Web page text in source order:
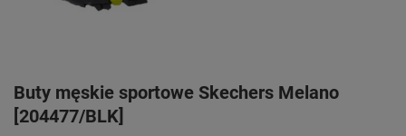
Buty męskie sportowe Skechers Melano
[204477/BLK]